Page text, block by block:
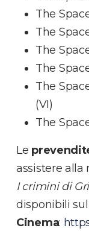
The
The
The
The
The
(VI)
The
Le
assistere alla
I crimini di
disponibili sul
Cinema: